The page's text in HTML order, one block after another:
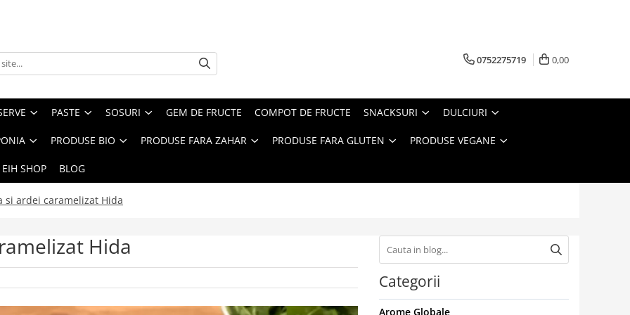
0752275719 0,00
PASTE SOSURI GEM DE FRUCTE COMPOT DE FRUCTE SNACKSURI DULCIURI
PRODUSE BIO PRODUSE FARA ZAHAR PRODUSE FARA GLUTEN PRODUSE VEGANE
SHOP BLOG
si ardei caramelizat Hida
Hida
Categorii
Arome Globale